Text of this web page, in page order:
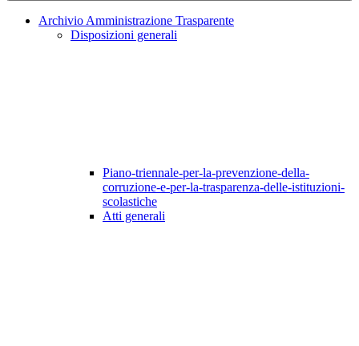
Archivio Amministrazione Trasparente
Disposizioni generali
Piano-triennale-per-la-prevenzione-della-
corruzione-e-per-la-trasparenza-delle-istituzioni-
scolastiche
Atti generali